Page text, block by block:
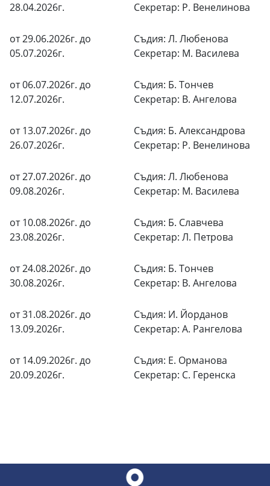
28.04.2026г.
Секретар: Р. Венелинова
от 29.06.2026г. до
05.07.2026г.
Съдия: Л. Любенова
Секретар: М. Василева
от 06.07.2026г. до
12.07.2026г.
Съдия: Б. Тончев
Секретар: В. Ангелова
от 13.07.2026г. до
26.07.2026г.
Съдия: Б. Александрова
Секретар: Р. Венелинова
от 27.07.2026г. до
09.08.2026г.
Съдия: Л. Любенова
Секретар: М. Василева
от 10.08.2026г. до
23.08.2026г.
Съдия: Б. Славчева
Секретар: Л. Петрова
от 24.08.2026г. до
30.08.2026г.
Съдия: Б. Тончев
Секретар: В. Ангелова
от 31.08.2026г. до
13.09.2026г.
Съдия: И. Йорданов
Секретар: А. Рангелова
от 14.09.2026г. до
20.09.2026г.
Съдия: Е. Орманова
Секретар: С. Геренска